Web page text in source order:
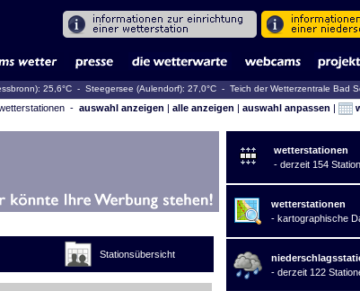
25,6°C - Steegersee (Aulendorf): 27,0°C - Teich der Wetterzentrale Bad
- auswahl anzeigen | alle anzeigen | auswahl anpassen |
Stationsübersicht
wetterstationen
- derzeit 154
wetterstationen
- kartographische
- derzeit 122